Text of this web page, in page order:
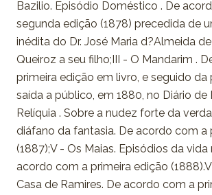
Bazilio. Episódio Doméstico . De
segunda edição (1878) precedida de
inédita do Dr. José Maria d?Almeida
Queiroz a seu filho;III - O Mandarim .
primeira edição em livro, e seguido da
saída a público, em 1880, no Diário de
Relíquia . Sobre a nudez forte da
diáfano da fantasia. De acordo com a
(1887);V - Os Maias. Episódios da
acordo com a primeira edição
Casa de Ramires. De acordo com a